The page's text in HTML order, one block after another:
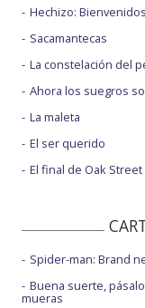
Hechizo:
Sacamantecas
La constelación del
Ahora los suegros
La maleta
El ser querido
El final de Oak Street
Spider-man: Brand
Buena suerte,
mueras